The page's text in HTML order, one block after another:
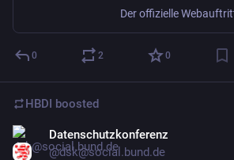
0 2 0
HBDI boosted
Datenschutzkonferenz
@dsk@social.bund.de